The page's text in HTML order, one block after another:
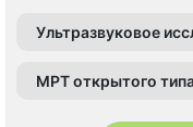
Ультразвуковое
МРТ открытого